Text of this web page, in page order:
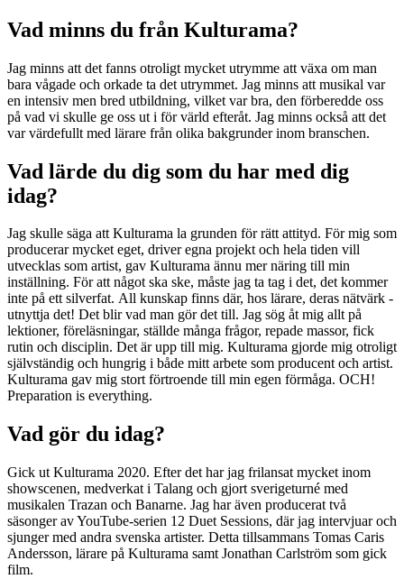
Vad minns du från Kulturama?
Jag minns att det fanns otroligt mycket utrymme att växa om man
bara vågade och orkade ta det utrymmet. Jag minns att musikal var
en intensiv men bred utbildning, vilket var bra, den förberedde oss
på vad vi skulle ge oss ut i för värld efteråt. Jag minns också att det
var värdefullt med lärare från olika bakgrunder inom branschen.
Vad lärde du dig som du har med dig
idag?
Jag skulle säga att Kulturama la grunden för rätt attityd. För mig som
producerar mycket eget, driver egna projekt och hela tiden vill
utvecklas som artist, gav Kulturama ännu mer näring till min
inställning. För att något ska ske, måste jag ta tag i det, det kommer
inte på ett silverfat. All kunskap finns där, hos lärare, deras nätvärk -
utnyttja det! Det blir vad man gör det till. Jag sög åt mig allt på
lektioner, föreläsningar, ställde många frågor, repade massor, fick
rutin och disciplin. Det är upp till mig. Kulturama gjorde mig otroligt
självständig och hungrig i både mitt arbete som producent och artist.
Kulturama gav mig stort förtroende till min egen förmåga. OCH!
Preparation is everything.
Vad gör du idag?
Gick ut Kulturama 2020. Efter det har jag frilansat mycket inom
showscenen, medverkat i Talang och gjort sverigeturné med
musikalen Trazan och Banarne. Jag har även producerat två
säsonger av YouTube-serien 12 Duet Sessions, där jag intervjuar och
sjunger med andra svenska artister. Detta tillsammans Tomas Caris
Andersson, lärare på Kulturama samt Jonathan Carlström som gick
film.